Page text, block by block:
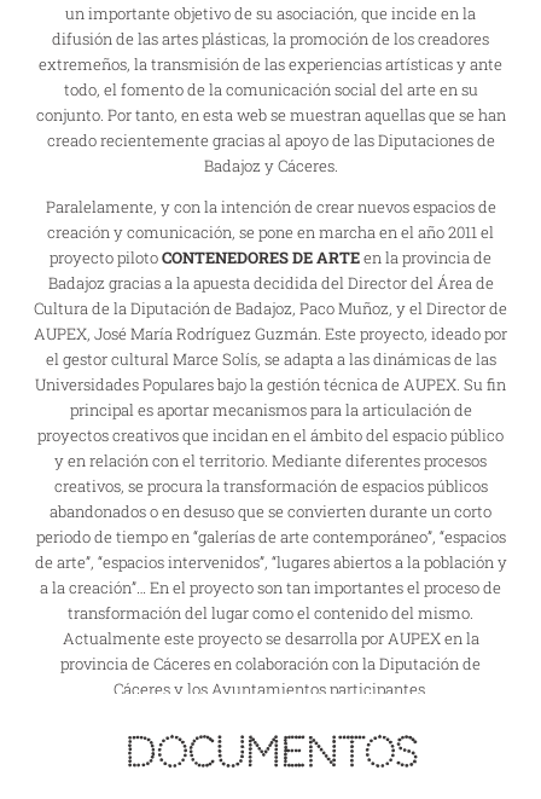
un importante objetivo de su asociación, que incide en la
difusión de las artes plásticas, la promoción de los creadores
extremeños, la transmisión de las experiencias artísticas y ante
todo, el fomento de la comunicación social del arte en su
conjunto. Por tanto, en esta web se muestran aquellas que se han
creado recientemente gracias al apoyo de las Diputaciones de
Badajoz y Cáceres.
Paralelamente, y con la intención de crear nuevos espacios de
creación y comunicación, se pone en marcha en el año 2011 el
proyecto pilotoCONTENEDORES DE ARTEen la provincia de
Badajoz gracias a la apuesta decidida del Director del Área de
Cultura de la Diputación de Badajoz, Paco Muñoz, y el Director de
AUPEX, José María Rodríguez Guzmán. Este proyecto, ideado por
el gestor cultural Marce Solís, se adapta a las dinámicas de las
Universidades Populares bajo la gestión técnica de AUPEX. Su fin
principal es aportar mecanismos para la articulación de
proyectos creativos que incidan en el ámbito del espacio público
y en relación con el territorio. Mediante diferentes procesos
creativos, se procura la transformación de espacios públicos
abandonados o en desuso que se convierten durante un corto
periodo de tiempo en “galerías de arte contemporáneo”, “espacios
de arte”, “espacios intervenidos”, “lugares abiertos a la población y
a la creación”… En el proyecto son tan importantes el proceso de
transformación del lugar como el contenido del mismo.
Actualmente este proyecto se desarrolla por AUPEX en la
provincia de Cáceres en colaboración con la Diputación de
Cáceres y los Ayuntamientos participantes.
Documentos